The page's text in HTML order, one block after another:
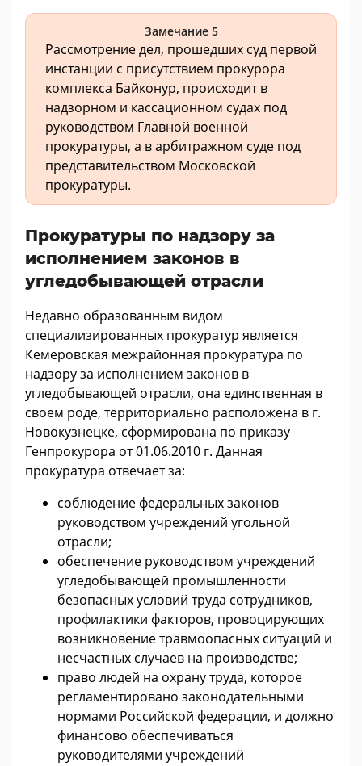
Замечание 5
Рассмотрение дел, прошедших суд первой
инстанции с присутствием прокурора
комплекса Байконур, происходит в
надзорном и кассационном судах под
руководством Главной военной
прокуратуры, а в арбитражном суде под
представительством Московской
прокуратуры.
Прокуратуры по надзору за
исполнением законов в
угледобывающей отрасли
Недавно образованным видом
специализированных прокуратур является
Кемеровская межрайонная прокуратура по
надзору за исполнением законов в
угледобывающей отрасли, она единственная в
своем роде, территориально расположена в г.
Новокузнецке, сформирована по приказу
Генпрокурора от 01.06.2010 г. Данная
прокуратура отвечает за:
соблюдение федеральных законов
руководством учреждений угольной
отрасли;
обеспечение руководством учреждений
угледобывающей промышленности
безопасных условий труда сотрудников,
профилактики факторов, провоцирующих
возникновение травмоопасных ситуаций и
несчастных случаев на производстве;
право людей на охрану труда, которое
регламентировано законодательными
нормами Российской федерации, и должно
финансово обеспечиваться
руководителями учреждений